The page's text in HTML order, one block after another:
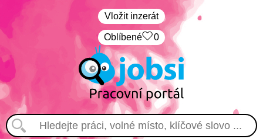
Vložit inzerát
Oblíbené 0